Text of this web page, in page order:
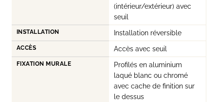
(intérieur/extérieur) avec
seuil
INSTALLATION Installation réversible
ACCÈS Accès avec seuil
FIXATION MURALE
Profilés en aluminium
laqué blanc ou chromé
avec cache de finition sur
le dessus